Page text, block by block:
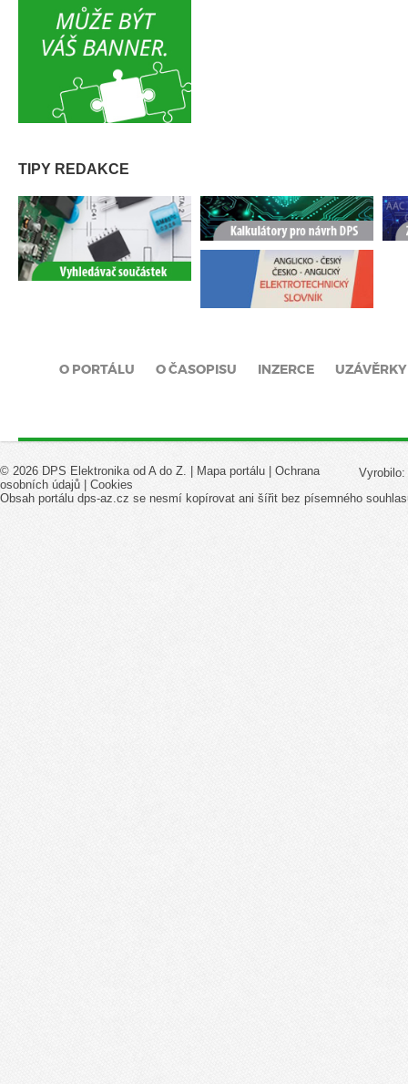
TIPY REDAKCE
O PORTÁLU O ČASOPISU INZERCE UZÁVĚRKY
Vyrobilo:
© 2026 DPS Elektronika od A do Z. | Mapa portálu
Ochrana
osobních údajů
Cookies
Obsah portálu dps-az.cz se nesmí kopírovat ani šířit bez písemného